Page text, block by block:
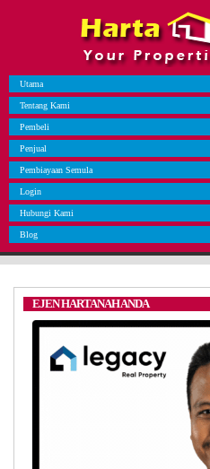
Utama
Tentang Kami
Pembeli
Penjual
Pembiayaan Semula
Login
Hubungi Kami
Blog
EJEN HARTANAH ANDA